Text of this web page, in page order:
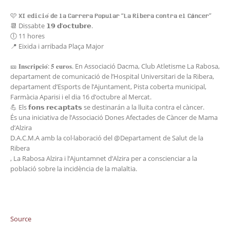
🩷 𝐗𝐈 𝐞𝐝𝐢𝐜𝐢𝐨́ 𝐝𝐞 𝐥𝐚 𝐂𝐚𝐫𝐫𝐞𝐫𝐚 𝐏𝐨𝐩𝐮𝐥𝐚𝐫 “𝗟𝗮 𝗥𝗶𝗯𝗲𝗿𝗮 𝗰𝗼𝗻𝘁𝗿𝗮 𝗲𝗹 𝗖𝗮̀𝗻𝗰𝗲𝗿”
📆 Dissabte 𝟭𝟵 𝗱’𝗼𝗰𝘁𝘂𝗯𝗿𝗲.
🕕 11 hores
📍 Eixida i arribada Plaça Major
🎫 𝐈𝐧𝐬𝐜𝐫𝐢𝐩𝐜𝐢𝐨́: 𝟓 𝐞𝐮𝐫𝐨𝐬. En Associació Dacma, Club Atletisme La Rabosa,
departament de comunicació de l’Hospital Universitari de la Ribera,
departament d’Esports de l’Ajuntament, Pista coberta municipal,
Farmàcia Aparisi i el dia 16 d’octubre al Mercat.
💪 Els 𝗳𝗼𝗻𝘀 𝗿𝗲𝗰𝗮𝗽𝘁𝗮𝘁𝘀 se destinarán a la lluita contra el càncer.
És una iniciativa de l’Associació Dones Afectades de Càncer de Mama
d’Alzira
D.A.C.M.A amb la col·laboració del @Departament de Salut de la
Ribera
, La Rabosa Alzira i l’Ajuntamnet d’Alzira per a conscienciar a la
població sobre la incidència de la malaltia.
Source